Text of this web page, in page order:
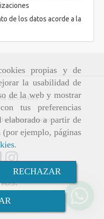
propias y de
la usabilidad de
de la web y mostrar
tus preferencias
elaborado a partir de
(por ejemplo, páginas
.
RECHAZAR
de los datos acorde a la
de cookies
ventas y envíos